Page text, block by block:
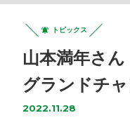
トピックス
山本満年さ
グランドチ
2022.11.28